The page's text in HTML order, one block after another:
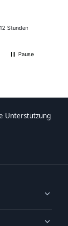
Stunden
Pause
Unterstützung